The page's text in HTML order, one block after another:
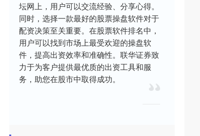
坛网上，用户可以交流经验、分享心得。
同时，选择一款最好的股票操盘软件对于
配资决策至关重要。在股票软件排名中，
用户可以找到市场上最受欢迎的操盘软
件，提高出资效率和准确性。联华证券致
力于为客户提供最优质的出资工具和服
务，助您在股市中取得成功。